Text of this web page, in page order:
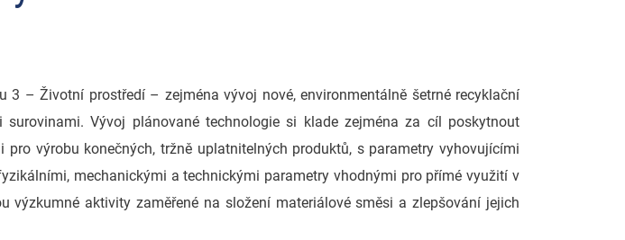
– Životní prostředí – zejména vývoj nové, environmentálně šetrné recyklační
Vývoj plánované technologie si klade zejména za cíl poskytnout
výrobu konečných, tržně uplatnitelných produktů, s parametry vyhovujícími
mechanickými a technickými parametry vhodnými pro přímé využití v
aktivity zaměřené na složení materiálové směsi a zlepšování jejich